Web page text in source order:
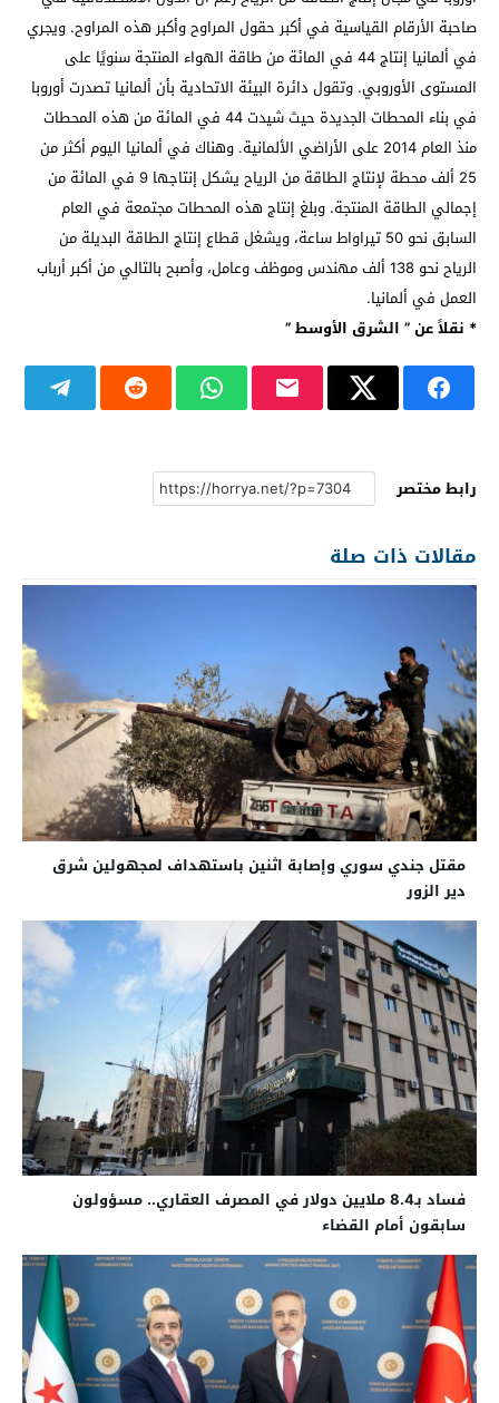
صاحبة الأرقام القياسية في أكبر حقول المراوح وأكبر هذه المراوح. ويجري
في ألمانيا إنتاج 44 في المائة من طاقة الهواء المنتجة سنويًا على
المستوى الأوروبي. وتقول دائرة البيئة الاتحادية بأن ألمانيا تصدرت أوروبا
في بناء المحطات الجديدة حيث شيدت 44 في المائة من هذه المحطات
منذ العام 2014 على الأراضي الألمانية. وهناك في ألمانيا اليوم أكثر من
25 ألف محطة لإنتاج الطاقة من الرياح يشكل إنتاجها 9 في المائة من
إجمالي الطاقة المنتجة. وبلغ إنتاج هذه المحطات مجتمعة في العام
السابق نحو 50 تيراواط ساعة، ويشغل قطاع إنتاج الطاقة البديلة من
الرياح نحو 138 ألف مهندس وموظف وعامل، وأصبح بالتالي من أكبر أرباب
العمل في ألمانيا.
* نقلاً عن ” الشرق الأوسط ”
رابط مختصر
مقالات ذات صلة
مقتل جندي سوري وإصابة اثنين باستهداف لمجهولين شرق
دير الزور
فساد بـ8.4 ملايين دولار في المصرف العقاري.. مسؤولون
سابقون أمام القضاء